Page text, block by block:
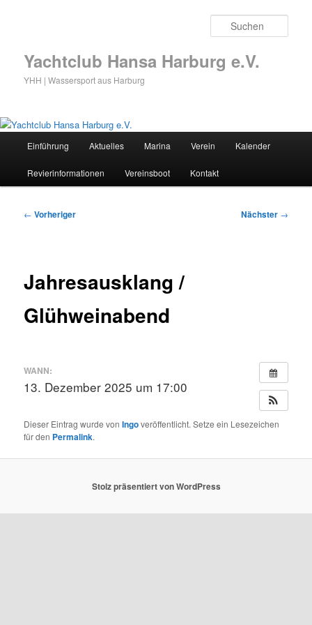
Yachtclub Hansa Harburg e.V.
YHH | Wassersport aus Harburg
Einführung Aktuelles Marina Verein Kalender
Revierinformationen Vereinsboot Kontakt
Beitragsnavigation
← Vorheriger Nächster →
Jahresausklang /
Glühweinabend
WANN:
13. Dezember 2025 um 17:00
Dieser Eintrag wurde vonIngoveröffentlicht. Setze ein Lesezeichen
für den Permalink.
Stolz präsentiert von WordPress